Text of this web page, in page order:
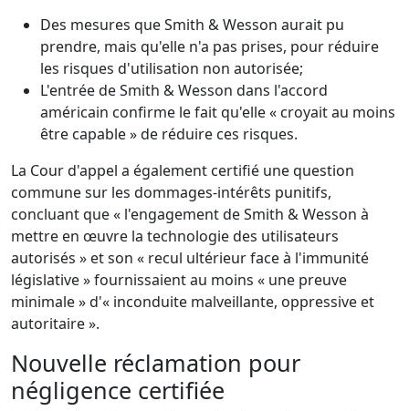
Des mesures que Smith & Wesson aurait pu
prendre, mais qu'elle n'a pas prises, pour réduire
les risques d'utilisation non autorisée;
L'entrée de Smith & Wesson dans l'accord
américain confirme le fait qu'elle « croyait au moins
être capable » de réduire ces risques.
La Cour d'appel a également certifié une question
commune sur les dommages-intérêts punitifs,
concluant que « l'engagement de Smith & Wesson à
mettre en œuvre la technologie des utilisateurs
autorisés » et son « recul ultérieur face à l'immunité
législative » fournissaient au moins « une preuve
minimale » d'« inconduite malveillante, oppressive et
autoritaire ».
Nouvelle réclamation pour
négligence certifiée